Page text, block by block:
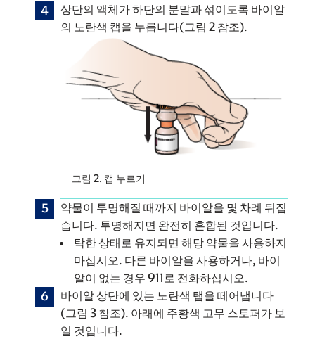
상단의 액체가 하단의 분말과 섞이도록 바이알
의 노란색 캡을 누릅니다(그림 2 참조).
그림 2. 캡 누르기
약물이 투명해질 때까지 바이알을 몇 차례 뒤집
습니다. 투명해지면 완전히 혼합된 것입니다.
탁한 상태로 유지되면 해당 약물을 사용하지
마십시오. 다른 바이알을 사용하거나, 바이
알이 없는 경우 911로 전화하십시오.
바이알 상단에 있는 노란색 탭을 떼어냅니다
(그림 3 참조). 아래에 주황색 고무 스토퍼가 보
일 것입니다.